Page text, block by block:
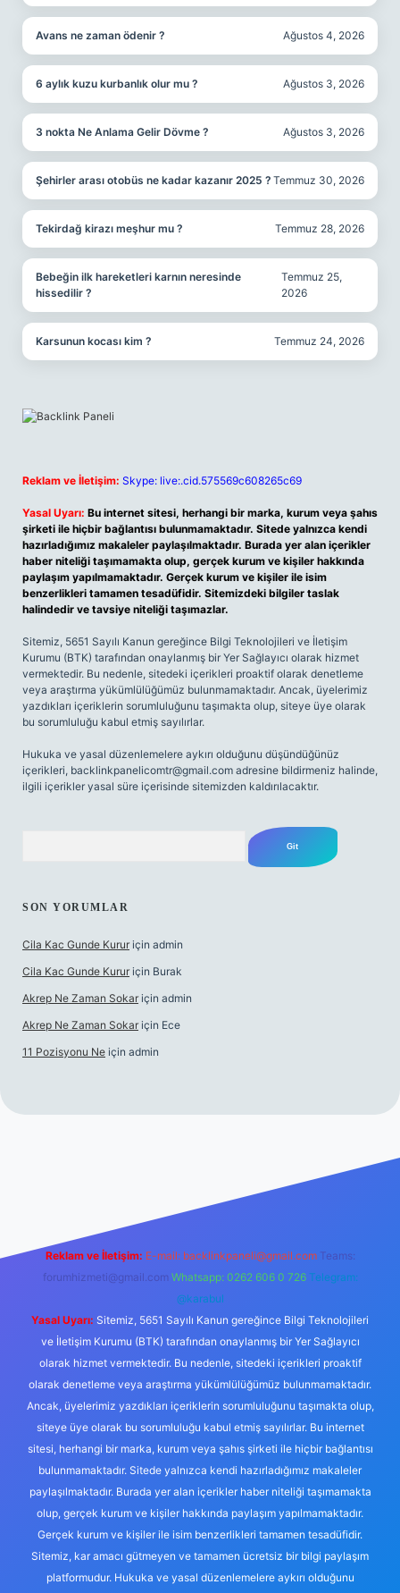
Avans ne zaman ödenir ? Ağustos 4, 2026
6 aylık kuzu kurbanlık olur mu ? Ağustos 3, 2026
3 nokta Ne Anlama Gelir Dövme ? Ağustos 3, 2026
Şehirler arası otobüs ne kadar kazanır 2025 ? Temmuz 30, 2026
Tekirdağ kirazı meşhur mu ? Temmuz 28, 2026
Bebeğin ilk hareketleri karnın neresinde
hissedilir ?
Temmuz 25,
2026
Karsunun kocası kim ? Temmuz 24, 2026
Reklam ve İletişim: Skype: live:.cid.575569c608265c69
Yasal Uyarı: Bu internet sitesi, herhangi bir marka, kurum veya şahıs
şirketi ile hiçbir bağlantısı bulunmamaktadır. Sitede yalnızca kendi
hazırladığımız makaleler paylaşılmaktadır. Burada yer alan içerikler
haber niteliği taşımamakta olup, gerçek kurum ve kişiler hakkında
paylaşım yapılmamaktadır. Gerçek kurum ve kişiler ile isim
benzerlikleri tamamen tesadüfidir. Sitemizdeki bilgiler taslak
halindedir ve tavsiye niteliği taşımazlar.
Sitemiz, 5651 Sayılı Kanun gereğince Bilgi Teknolojileri ve İletişim
Kurumu (BTK) tarafından onaylanmış bir Yer Sağlayıcı olarak hizmet
vermektedir. Bu nedenle, sitedeki içerikleri proaktif olarak denetleme
veya araştırma yükümlülüğümüz bulunmamaktadır. Ancak, üyelerimiz
yazdıkları içeriklerin sorumluluğunu taşımakta olup, siteye üye olarak
bu sorumluluğu kabul etmiş sayılırlar.
Hukuka ve yasal düzenlemelere aykırı olduğunu düşündüğünüz
içerikleri, backlinkpanelicomtr@gmail.com adresine bildirmeniz halinde,
ilgili içerikler yasal süre içerisinde sitemizden kaldırılacaktır.
SON YORUMLAR
Cila Kac Gunde Kurur için admin
Cila Kac Gunde Kurur için Burak
Akrep Ne Zaman Sokar için admin
Akrep Ne Zaman Sokar için Ece
11 Pozisyonu Ne için admin
Reklam ve İletişim: E-mail: backlinkpaneli@gmail.com Teams:
forumhizmeti@gmail.com Whatsapp: 0262 606 0 726 Telegram:
@karabul
Yasal Uyarı: Sitemiz, 5651 Sayılı Kanun gereğince Bilgi Teknolojileri
ve İletişim Kurumu (BTK) tarafından onaylanmış bir Yer Sağlayıcı
olarak hizmet vermektedir. Bu nedenle, sitedeki içerikleri proaktif
olarak denetleme veya araştırma yükümlülüğümüz bulunmamaktadır.
Ancak, üyelerimiz yazdıkları içeriklerin sorumluluğunu taşımakta olup,
siteye üye olarak bu sorumluluğu kabul etmiş sayılırlar. Bu internet
sitesi, herhangi bir marka, kurum veya şahıs şirketi ile hiçbir bağlantısı
bulunmamaktadır. Sitede yalnızca kendi hazırladığımız makaleler
paylaşılmaktadır. Burada yer alan içerikler haber niteliği taşımamakta
olup, gerçek kurum ve kişiler hakkında paylaşım yapılmamaktadır.
Gerçek kurum ve kişiler ile isim benzerlikleri tamamen tesadüfidir.
Sitemiz, kar amacı gütmeyen ve tamamen ücretsiz bir bilgi paylaşım
platformudur. Hukuka ve yasal düzenlemelere aykırı olduğunu